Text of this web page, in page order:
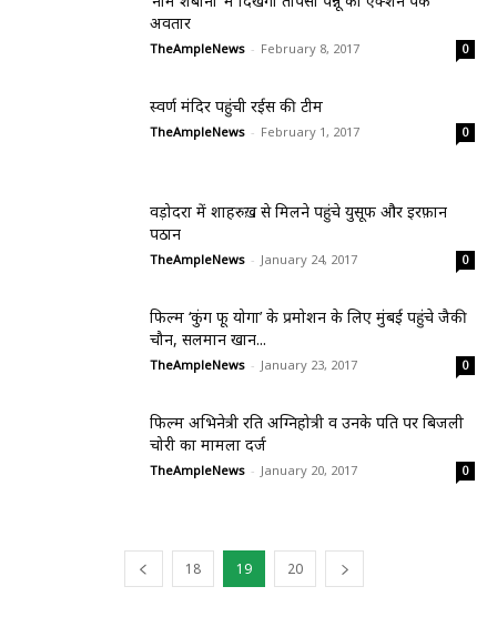
अवतार
TheAmpleNews - February 8, 2017 0
स्वर्ण मंदिर पहुंची रईस की टीम
TheAmpleNews - February 1, 2017 0
वड़ोदरा में शाहरुख़ से मिलने पहुंचे युसूफ और इरफ़ान
पठान
TheAmpleNews - January 24, 2017 0
फिल्म ‘कुंग फू योगा’ के प्रमोशन के लिए मुंबई पहुंचे जैकी
चौन, सलमान खान...
TheAmpleNews - January 23, 2017 0
फिल्म अभिनेत्री रति अग्निहोत्री व उनके पति पर बिजली
चोरी का मामला दर्ज
TheAmpleNews - January 20, 2017 0
18 19 20